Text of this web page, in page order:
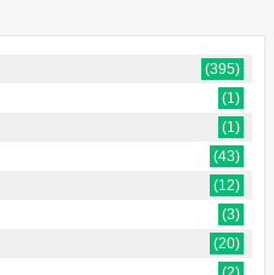
(395)
(1)
(1)
(43)
(12)
(3)
(20)